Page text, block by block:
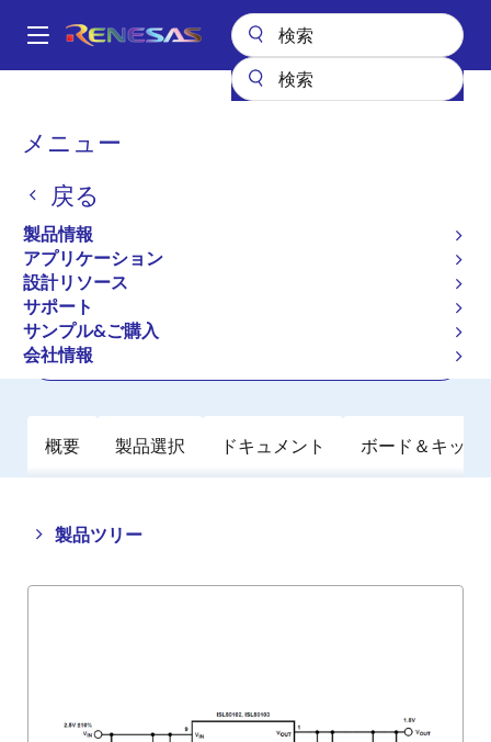
ン
Main
メニュー
戻る
製品情報
アプリケーション
設計リソース
サポート
サンプル&ご購入
会社情報
パ
く
ず
パワー & パワーマネジメント
ISL80102
アクティブ
高性能2Aリニアレギュレータ
概要 製品選択 ドキュメント ボード＆キット
製品ツリー
Close
tree
Open
tree